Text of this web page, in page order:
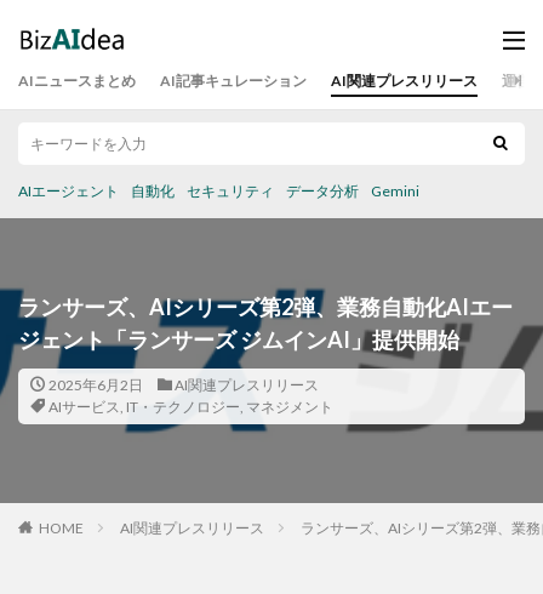
AIニュースまとめ AI記事キュレーション AI関連プレスリリース 運営
AIエージェント 自動化 セキュリティ データ分析 Gemini
ランサーズ、AIシリーズ第2弾、業務自動化AIエー
ジェント「ランサーズ ジムインAI」提供開始
2025年6月2日
AI関連プレスリリース
AIサービス, IT・テクノロジー, マネジメント
HOME AI関連プレスリリース ランサーズ、AIシリーズ第2弾、業